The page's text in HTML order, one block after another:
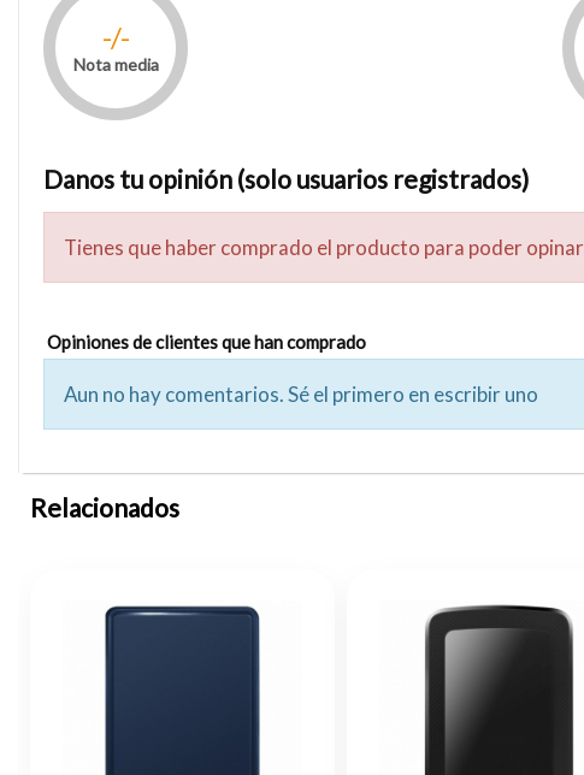
-/-
Nota media
Danos tu opinión (solo usuarios registrados)
Tienes que haber comprado el producto para poder opinar
Opiniones de clientes que han comprado
Aun no hay comentarios. Sé el primero en escribir uno
Relacionados